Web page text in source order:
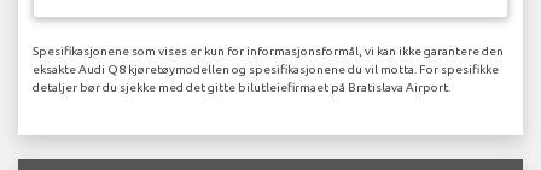
Spesifikasjonene som vises er kun for informasjonsformål, vi kan ikke garantere den
eksakte Audi Q8 kjøretøymodellen og spesifikasjonene du vil motta. For spesifikke
detaljer bør du sjekke med det gitte bilutleiefirmaet på Bratislava Airport.